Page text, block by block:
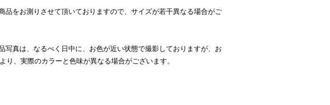
品をお測りさせて頂いておりますので、サイズが若干異なる場合がご
真は、なるべく日中に、お色が近い状態で撮影しておりますが、お
り、実際のカラーと色味が異なる場合がございます。